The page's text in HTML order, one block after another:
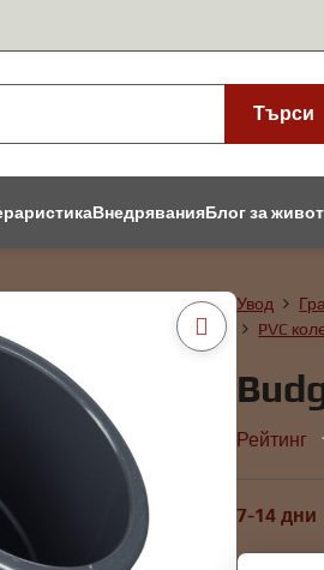
Търси
ВнедряванияБлог за
Увод
PVC
Рейтинг
7-14 дни